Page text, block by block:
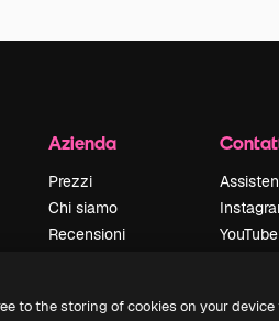
Azienda
Prezzi
Chi siamo
Recensioni
Blog
YouTube
Discord
to the storing of cookies on your